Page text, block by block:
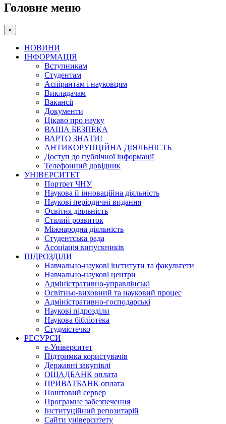
Головне меню
×
НОВИНИ
ІНФОРМАЦІЯ
Вступникам
Студентам
Аспірантам і науковцям
Викладачам
Вакансії
Документи
Цікаво про науку
ВАША БЕЗПЕКА
ВАРТО ЗНАТИ!
АНТИКОРУПЦІЙНА ДІЯЛЬНІСТЬ
Доступ до публічної інформації
Телефонний довідник
УНІВЕРСИТЕТ
Портрет ЧНУ
Наукова й інноваційна діяльність
Наукові періодичні видання
Освітня діяльність
Сталий розвиток
Міжнародна діяльність
Студентська рада
Асоціація випускників
ПІДРОЗДІЛИ
Навчально-наукові інститути та факультети
Навчально-наукові центри
Адміністративно-управлінські
Освітньо-виховний та науковий процес
Адміністративно-господарські
Наукові підрозділи
Наукова бібліотека
Студмістечко
РЕСУРСИ
е-Університет
Підтримка користувачів
Державні закупівлі
ОЩАДБАНК оплата
ПРИВАТБАНК оплата
Поштовий сервер
Програмне забезпечення
Інституційний репозитарій
Сайти університету